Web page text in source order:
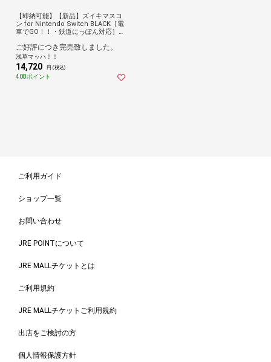
【即納可能】【新品】ズイキマスコ
ン for Nintendo Switch BLACK［電
車でGO！！・鉄道にっぽん対応］
ご好評につき完売致しました。
浅草マッハ！！
14,720 円 (税込)
408ポイント
ご利用ガイド
ショップ一覧
お問い合わせ
JRE POINTについて
JRE MALLチケットとは
ご利用規約
JRE MALLチケットご利用規約
出店をご検討の方
個人情報保護方針